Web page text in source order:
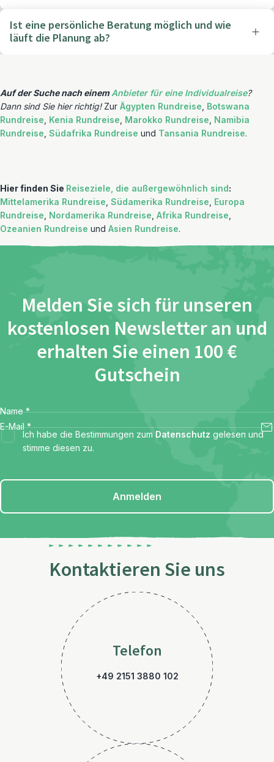
Ist eine persönliche Beratung möglich und wie
läuft die Planung ab?
Auf der Suche nach einemAnbieter für eine Individualreise?
Dann sind Sie hier richtig!Zur Ägypten Rundreise Botswana
Rundreise Kenia Rundreise Marokko Rundreise Namibia
Rundreise Südafrika Rundreise und Tansania Rundreise.
Hier finden Sie Reiseziele, die außergewöhnlich sind:
Mittelamerika Rundreise Südamerika Rundreise Europa
Rundreise Nordamerika Rundreise Afrika Rundreise
Ozeanien Rundreise und Asien Rundreise.
Melden Sie sich für unseren
kostenlosen Newsletter an und
erhalten Sie einen 100 €
Gutschein
Name *
E-Mail *
Ich habe die Bestimmungen zum Datenschutz gelesen und
stimme diesen zu.
Anmelden
Kontaktieren Sie uns
Telefon
+49 2151 3880 102